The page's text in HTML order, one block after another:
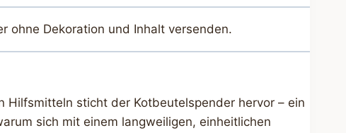
ohne Dekoration und Inhalt versenden.
Hilfsmitteln sticht der Kotbeutelspender hervor – ein
sich mit einem langweiligen, einheitlichen